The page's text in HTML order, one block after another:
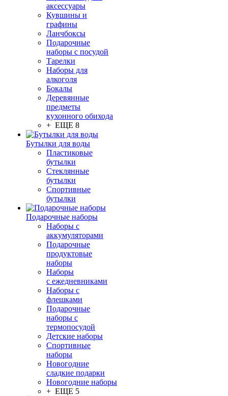
аксессуары
Кувшины и
графины
Ланчбоксы
Подарочные
наборы с посудой
Тарелки
Наборы для
алкоголя
Бокалы
Деревянные
предметы
кухонного обихода
+ ЕЩЕ 8
Бутылки для воды
Пластиковые
бутылки
Стеклянные
бутылки
Спортивные
бутылки
Подарочные наборы
Наборы с
аккумуляторами
Подарочные
продуктовые
наборы
Наборы
с ежедневниками
Наборы с
флешками
Подарочные
наборы с
термопосудой
Детские наборы
Спортивные
наборы
Новогодние
сладкие подарки
Новогодние наборы
+ ЕЩЕ 5